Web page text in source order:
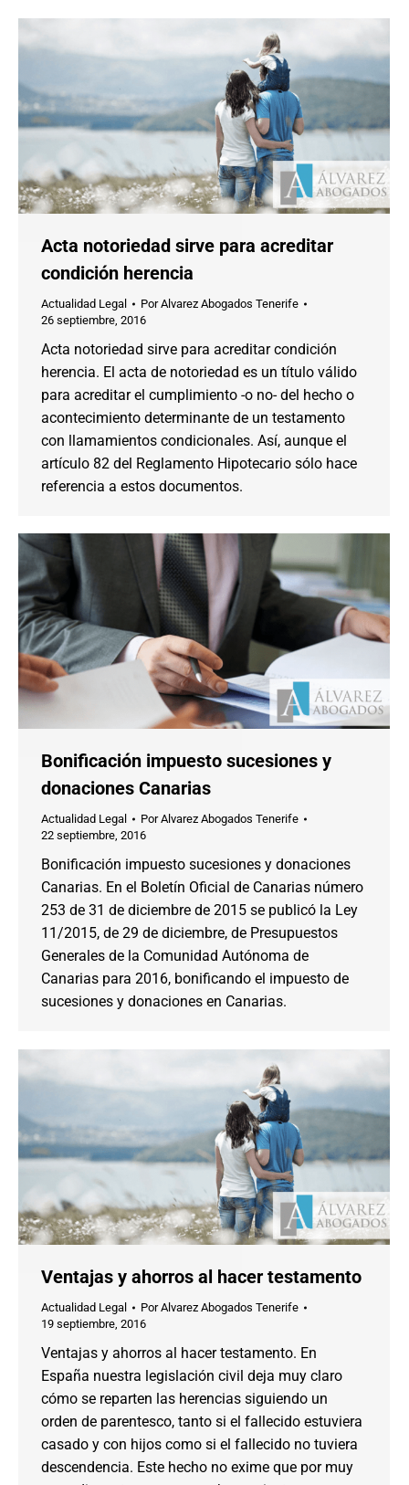
Acta notoriedad sirve para acreditar
condición herencia
Actualidad Legal PorAlvarez Abogados Tenerife
26 septiembre, 2016
Acta notoriedad sirve para acreditar condición
herencia. El acta de notoriedad es un título válido
para acreditar el cumplimiento -o no- del hecho o
acontecimiento determinante de un testamento
con llamamientos condicionales. Así, aunque el
artículo 82 del Reglamento Hipotecario sólo hace
referencia a estos documentos.
Bonificación impuesto sucesiones y
donaciones Canarias
Actualidad Legal PorAlvarez Abogados Tenerife
22 septiembre, 2016
Bonificación impuesto sucesiones y donaciones
Canarias. En el Boletín Oficial de Canarias número
253 de 31 de diciembre de 2015 se publicó la Ley
11/2015, de 29 de diciembre, de Presupuestos
Generales de la Comunidad Autónoma de
Canarias para 2016, bonificando el impuesto de
sucesiones y donaciones en Canarias.
Ventajas y ahorros al hacer testamento
Actualidad Legal PorAlvarez Abogados Tenerife
19 septiembre, 2016
Ventajas y ahorros al hacer testamento. En
España nuestra legislación civil deja muy claro
cómo se reparten las herencias siguiendo un
orden de parentesco, tanto si el fallecido estuviera
casado y con hijos como si el fallecido no tuviera
descendencia. Este hecho no exime que por muy